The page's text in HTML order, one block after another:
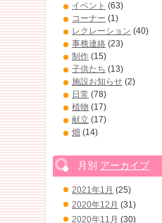
イベント (63)
コーナー (1)
レクレーション (40)
事務連絡 (23)
制作 (15)
子供たち (13)
施設お知らせ (2)
日常 (78)
植物 (17)
献立 (17)
畑 (14)
月別 アーカイブ
2021年1月 (25)
2020年12月 (31)
2020年11月 (30)